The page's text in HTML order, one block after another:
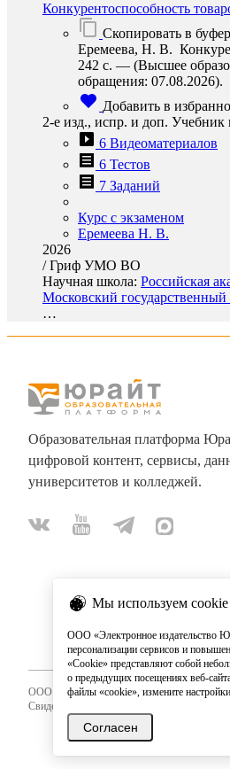
Конкурентоспособность
Скопировать в
Еремеева, Н. В.
242 с. — (Высшее
обращения: 07.08.2026).
Добавить в
2-е изд., испр. и доп. Учебник
6 Видеоматериалов
6 Тестов
7 Заданий
Курс с экзаменом
Еремеева Н. В.
2026
/Гриф УМО ВО
Научная школа: Российская
Московский
…
Мы используем
ООО «Электронное издательство
персонализации сервисов и
«Cookie» представляют собой
о предыдущих посещениях веб-
файлы «cookie», измените настройки
Согласен
Образовательная платформа
цифровой контент, сервисы,
университетов и колледжей.
ООО «Электронное издательство Юрайт»
Свидетельство о регистрации СМИ 2020